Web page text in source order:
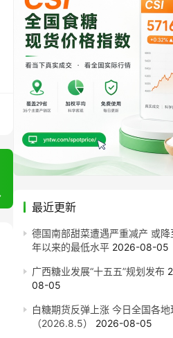
最近更新
德国南部甜菜遭遇严重减产 或
年以来的最低水平 2026-08-05
广西糖业发展“十五五”规划发布
08-05
白糖期货反弹上涨 今日全国各
（2026.8.5）
2026-08-05